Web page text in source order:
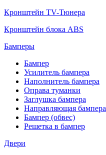
Кронштейн TV-Тюнера
Кронштейн блока ABS
Бамперы
Бампер
Усилитель бампера
Наполнитель бампера
Оправа туманки
Заглушка бампера
Направляющая бампера
Бампер (обвес)
Решетка в бампер
Двери